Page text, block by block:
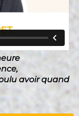
avoir quand